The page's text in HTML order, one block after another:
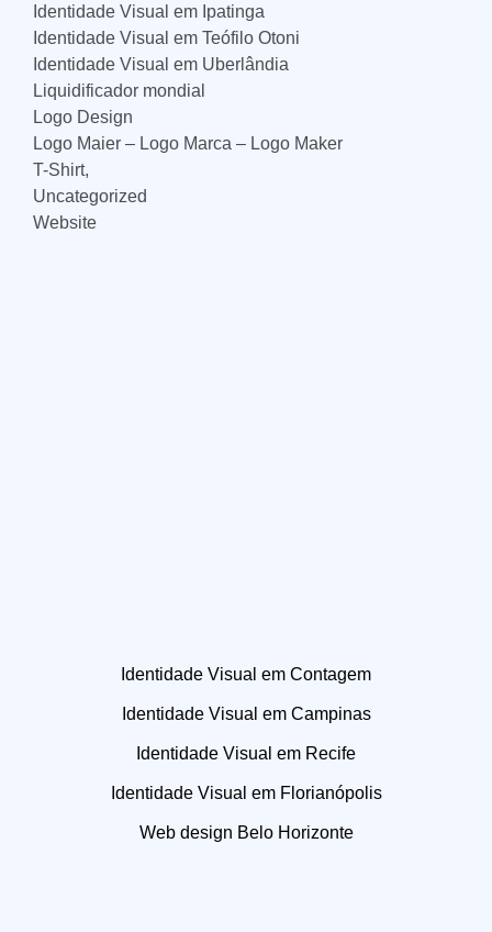
Identidade Visual em Ipatinga
Identidade Visual em Teófilo Otoni
Identidade Visual em Uberlândia
Liquidificador mondial
Logo Design
Logo Maier – Logo Marca – Logo Maker
T-Shirt,
Uncategorized
Website
Identidade Visual em Contagem
Identidade Visual em Campinas
Identidade Visual em Recife
Identidade Visual em Florianópolis
Web design Belo Horizonte